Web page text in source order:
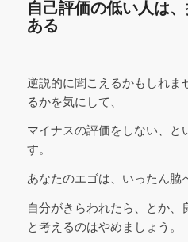
自己評価の低い人は
ある
逆説的に聞こえるかもしれま
るかを気にして、
マイナスの評価をしない、と
す。
あなたのエゴは、いったん脇
自分がきらわれたら、とか、
と考えるのはやめましょう。